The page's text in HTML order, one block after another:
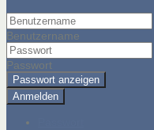
Benutzername
Passwort
Passwort anzeigen
Anmelden